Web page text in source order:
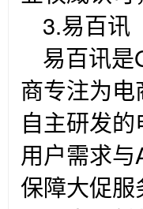
3.易百讯
易百讯
商专注为
自主研发
用户需求
保障大促